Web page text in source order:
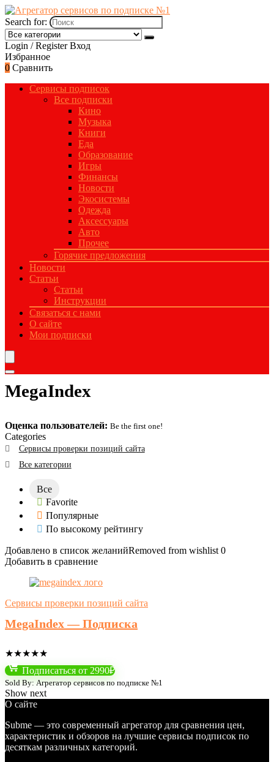
Search for:
Login / Register Вход
Избранное
0 Сравнить
Сервисы подписок
Все подписки
Кино
Музыка
Книги
Еда
Образование
Игры
Финансы
Новости
Экосистемы
Одежда
Аксессуары
Авто
Прочее
Горячие предложения
Новости
Статьи
Статьи
Инструкции
Связаться с нами
О сайте
Мои подписки
MegaIndex
Оценка пользователей: Be the first one!
Categories
Сервисы проверки позиций сайта
Все категории
Все
Favorite
Популярные
По высокому рейтингу
Добавлено в список желанийRemoved from wishlist 0
Добавить в сравнение
Сервисы проверки позиций сайта
MegaIndex — Подписка
★★★★★
Подписаться от 2990₽
Sold By: Агрегатор сервисов по подписке №1
Show next
О сайте
Subme — это современный агрегатор для сравнения цен,
характеристик и обзоров на лучшие сервисы подписок по
десяткам различных категорий.